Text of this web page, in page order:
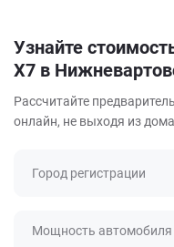
Узнайте
X7 в
Рассчитайте
онлайн, не выходя из дома
Город регистрации
Мощность автомобиля